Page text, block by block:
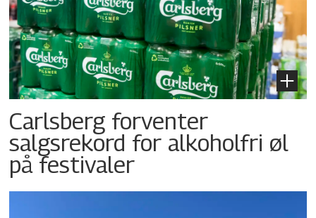
Carlsberg forventer
salgsrekord for alkoholfri øl
på festivaler